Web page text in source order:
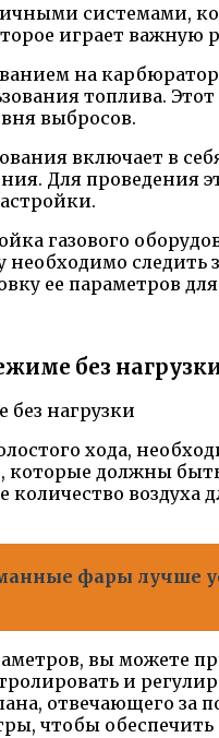
системами,
играет
на
топлива.
выбросов.
включает в
Для
газового
необходимо
ее параметров
без
хода,
которые должны
воздуха
фары лучше
вы можете
и
отвечающего за
чтобы